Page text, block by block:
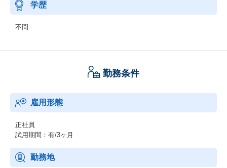
学歴
不問
勤務条件
雇用形態
正社員
試用期間：有/3ヶ月
勤務地